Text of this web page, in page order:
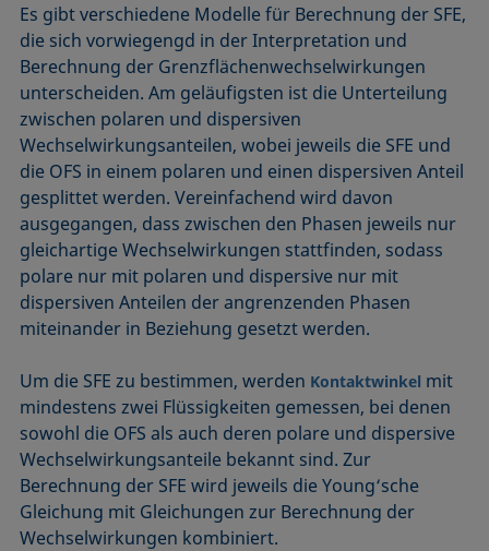
Es gibt verschiedene Modelle für Berechnung der SFE,
die sich vorwiegengd in der Interpretation und
Berechnung der Grenzflächenwechselwirkungen
unterscheiden. Am geläufigsten ist die Unterteilung
zwischen polaren und dispersiven
Wechselwirkungsanteilen, wobei jeweils die SFE und
die OFS in einem polaren und einen dispersiven Anteil
gesplittet werden. Vereinfachend wird davon
ausgegangen, dass zwischen den Phasen jeweils nur
gleichartige Wechselwirkungen stattfinden, sodass
polare nur mit polaren und dispersive nur mit
dispersiven Anteilen der angrenzenden Phasen
miteinander in Beziehung gesetzt werden.
Um die SFE zu bestimmen, werden Kontaktwinkel mit
mindestens zwei Flüssigkeiten gemessen, bei denen
sowohl die OFS als auch deren polare und dispersive
Wechselwirkungsanteile bekannt sind. Zur
Berechnung der SFE wird jeweils die Young‘sche
Gleichung mit Gleichungen zur Berechnung der
Wechselwirkungen kombiniert.